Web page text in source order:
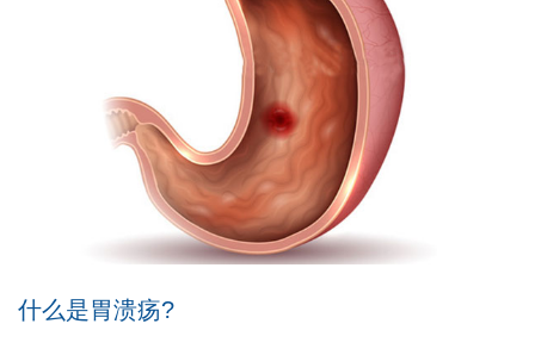
什么是胃溃疡?